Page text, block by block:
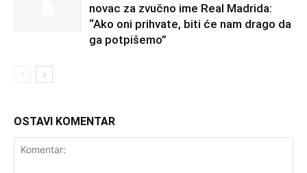
novac za zvučno ime Real Madrida:
“Ako oni prihvate, biti će nam drago da
ga potpišemo”
OSTAVI KOMENTAR